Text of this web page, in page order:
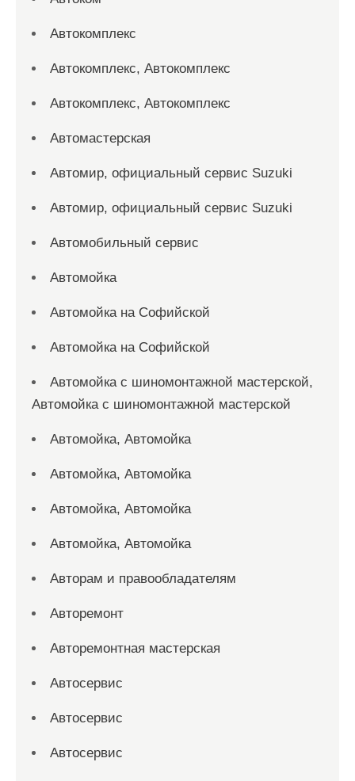
Автокомплекс
Автокомплекс, Автокомплекс
Автокомплекс, Автокомплекс
Автомастерская
Автомир, официальный сервис Suzuki
Автомир, официальный сервис Suzuki
Автомобильный сервис
Автомойка
Автомойка на Софийской
Автомойка на Софийской
Автомойка с шиномонтажной мастерской,
Автомойка с шиномонтажной мастерской
Автомойка, Автомойка
Автомойка, Автомойка
Автомойка, Автомойка
Автомойка, Автомойка
Авторам и правообладателям
Авторемонт
Авторемонтная мастерская
Автосервис
Автосервис
Автосервис